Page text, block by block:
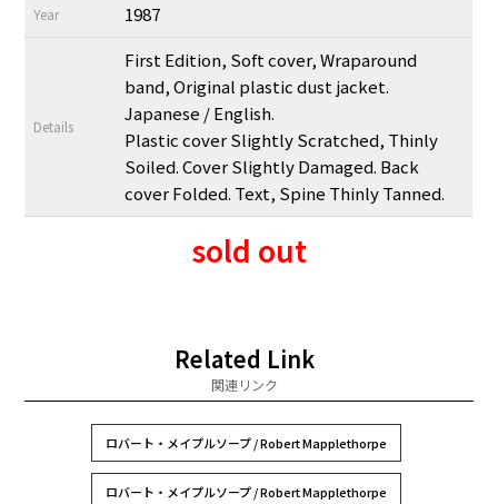
Year 1987
Details
First Edition, Soft cover, Wraparound
band, Original plastic dust jacket.
Japanese / English.
Plastic cover Slightly Scratched, Thinly
Soiled. Cover Slightly Damaged. Back
cover Folded. Text, Spine Thinly Tanned.
sold out
Related Link
関連リンク
ロバート・メイプルソープ / Robert Mapplethorpe
ロバート・メイプルソープ / Robert Mapplethorpe